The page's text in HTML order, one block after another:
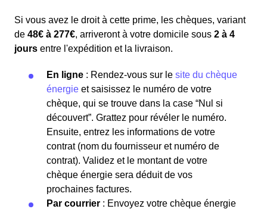
Si vous avez le droit à cette prime, les chèques, variant
de 48€ à 277€, arriveront à votre domicile sous 2 à 4
jours entre l'expédition et la livraison.
En ligne : Rendez-vous sur le site du chèque
énergie et saisissez le numéro de votre
chèque, qui se trouve dans la case “Nul si
découvert”. Grattez pour révéler le numéro.
Ensuite, entrez les informations de votre
contrat (nom du fournisseur et numéro de
contrat). Validez et le montant de votre
chèque énergie sera déduit de vos
prochaines factures.
Par courrier : Envoyez votre chèque énergie